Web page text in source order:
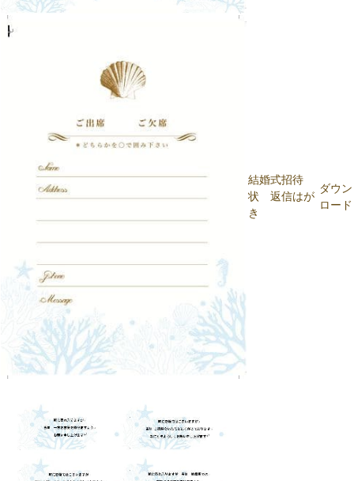
結婚式招待
状 返信はが
き
ダウン
ロード